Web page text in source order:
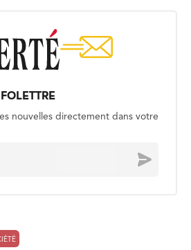
nouvelles directement dans votre
Envoyer